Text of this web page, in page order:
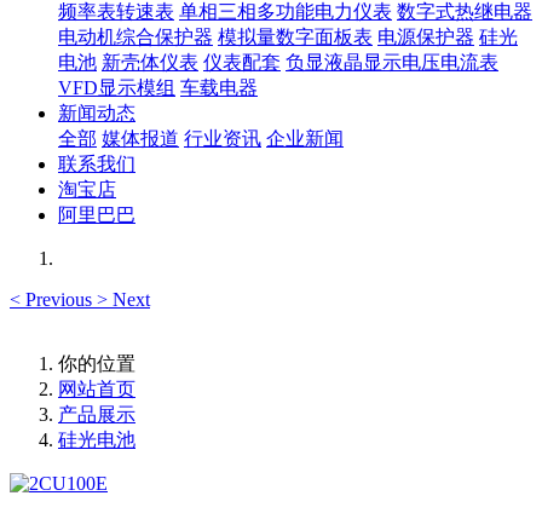
频率表转速表 单相三相多功能电力仪表 数字式热继电器
电动机综合保护器 模拟量数字面板表 电源保护器 硅光
电池 新壳体仪表 仪表配套 负显液晶显示电压电流表
VFD显示模组 车载电器
新闻动态
全部 媒体报道 行业资讯 企业新闻
联系我们
淘宝店
阿里巴巴
< Previous > Next
你的位置
网站首页
产品展示
硅光电池